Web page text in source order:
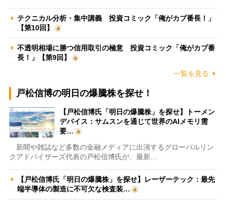
テクニカル分析・集中講義 投資コミック「俺がカブ番長！」
【第10回】
不透明相場に勝つ信用取引の極意 投資コミック「俺がカブ番
長！」【第9回】
一覧を見る
戸松信博の明日の爆騰株を探せ！
【戸松信博氏「明日の爆騰株」を探せ】トーメン
デバイス：サムスンを通じて世界のAIメモリ需
要…
新聞や雑誌など多数の金融メディアに出演するグローバルリン
クアドバイザーズ代表の戸松信博氏が、最新…
【戸松信博氏「明日の爆騰株」を探せ】レーザーテック：最先
端半導体の製造に不可欠な検査装…